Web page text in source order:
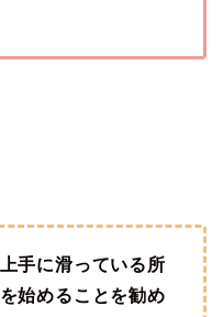
手に滑っている所
始めることを勧め